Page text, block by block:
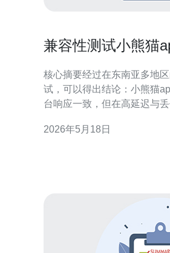
兼容性测试小熊猫
核心摘要经过在东南亚多地
试，可以得出结论：小熊猫
台响应一致，但在高延迟与
络层架构，合理选择服务器
2026年5月18日